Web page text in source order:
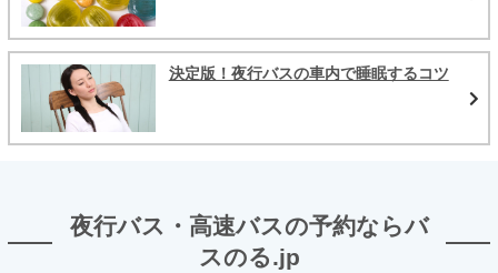
決定版！夜行バスの車内で睡眠するコツ
夜行バス・高速バスの予約ならバ
スのる.jp